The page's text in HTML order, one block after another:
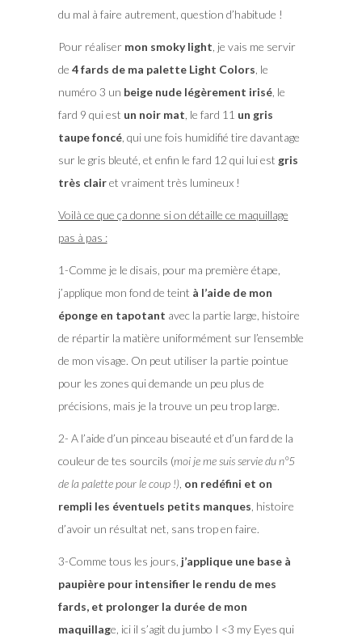
du mal à faire autrement, question d’habitude !
Pour réaliser mon smoky light , je vais me servir
de 4 fards de ma palette Light Colors , le
numéro 3 un beige nude légèrement irisé, le
fard 9 qui est un noir mat , le fard 11 un gris
taupe foncé, qui une fois humidifié tire davantage
sur le gris bleuté, et enfin le fard 12 qui lui est gris
très clairet vraiment très lumineux !
Voilà ce que ça donne si on détaille ce maquillage
pas à pas :
1-Comme je le disais, pour ma première étape,
j’applique mon fond de teint à l’aide de mon
éponge en tapotant avec la partie large, histoire
de répartir la matière uniformément sur l’ensemble
de mon visage. On peut utiliser la partie pointue
pour les zones qui demande un peu plus de
précisions, mais je la trouve un peu trop large.
2- A l’aide d’un pinceau biseauté et d’un fard de la
couleur de tes sourcils (moi je me suis servie du n°5
de la palette pour le coup !) on redéfini et on
rempli les éventuels petits manques , histoire
d’avoir un résultat net, sans trop en faire.
3-Comme tous les jours, j’applique une base à
paupière pour intensifier le rendu de mes
fards, et prolonger la durée de mon
maquillage, ici il s’agit du jumbo I <3 my Eyes qui